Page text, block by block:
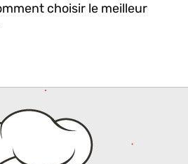
choisir le meilleur